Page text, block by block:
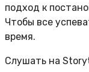
подход к
Чтобы все
время.
Слушать на